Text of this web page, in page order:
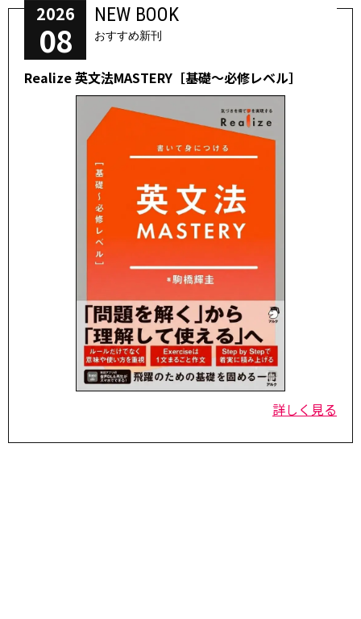
2026
08
NEW BOOK
おすすめ新刊
Realize 英文法MASTERY［基礎～必修レベル］
詳しく見る